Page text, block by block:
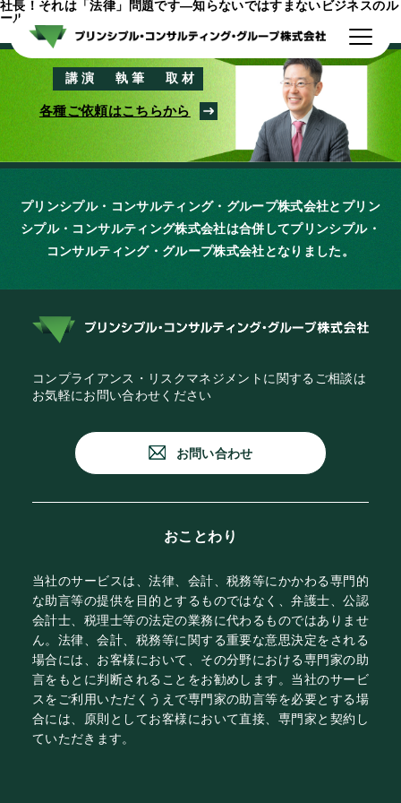
代表者紹介 支援実績
出版物一覧 会社情報
お問い合わせ
社長！それは「法律」問題です―知らないではすまないビジネスのル
ール
講演 執筆 取材
各種ご依頼はこちらから
プリンシプル・コンサルティング・グループ株式会社とプリン
シプル・コンサルティング株式会社は合併してプリンシプル・
コンサルティング・グループ株式会社となりました。
コンプライアンス・リスクマネジメントに関するご相談は
お気軽にお問い合わせください
お問い合わせ
おことわり
当社のサービスは、法律、会計、税務等にかかわる専門的
な助言等の提供を目的とするものではなく、弁護士、公認
会計士、税理士等の法定の業務に代わるものではありませ
ん。法律、会計、税務等に関する重要な意思決定をされる
場合には、お客様において、その分野における専門家の助
言をもとに判断されることをお勧めします。当社のサービ
スをご利用いただくうえで専門家の助言等を必要とする場
合には、原則としてお客様において直接、専門家と契約し
ていただきます。